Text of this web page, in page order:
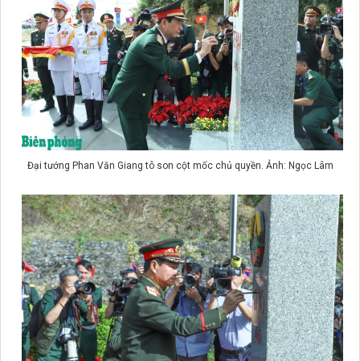
Đại tướng Phan Văn Giang tô son cột mốc chủ quyền. Ảnh: Ngọc Lâm